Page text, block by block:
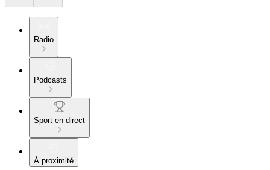
Radio
Podcasts
Sport en direct
À proximité